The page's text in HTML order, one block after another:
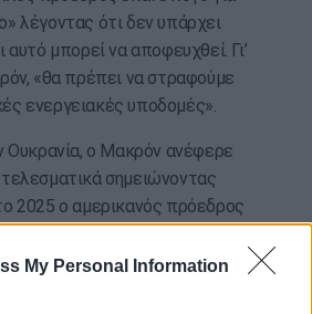
My Personal Information
λέγοντας ότι δεν υπάρχει
αυτό μπορεί να αποφευχθεί. Γι’
«θα πρέπει να στραφούμε
ενεργειακές υποδομές».
Ουκρανία, ο Μακρόν ανέφερε
σημειώνοντας
2025 ο αμερικανός πρόεδρος
σημείωσε τέλος ότι θα